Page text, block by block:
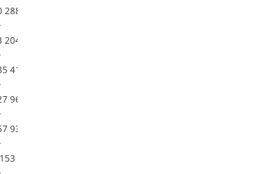
288
204
410
960
930
700